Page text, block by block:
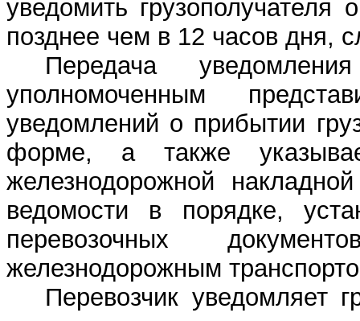
уведомить
позднее чем в 12 часов дня,
Передача
уполномоченным
уведомлений о прибытии
форме, а также
железнодорожной
ведомости в порядке,
перевозочных
железнодорожным
Перевозчик уведомляет